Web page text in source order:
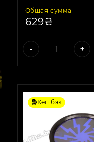
Общая сумма
629₴
- +
Кешбэк